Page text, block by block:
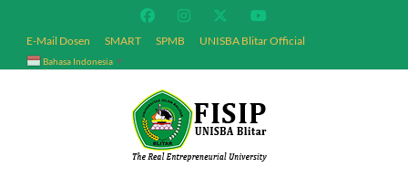
contentE-Mail Dosen SMART SPMB UNISBA Blitar Official
Bahasa Indonesia ▼